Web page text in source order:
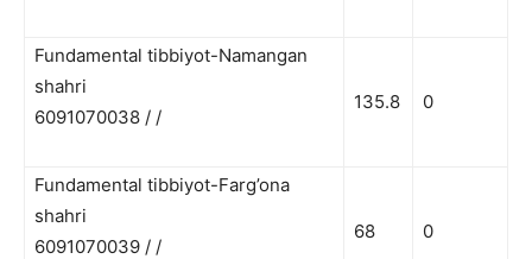
Fundamental tibbiyot-Namangan
shahri
6091070038 / /
135.8 0
Fundamental tibbiyot-Farg’ona
shahri
6091070039 / /
68 0